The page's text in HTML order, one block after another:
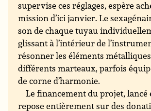
supervise ces réglages, espère
mission d’ici janvier. Le
son de chaque tuyau
glissant à l’intérieur de
résonner les éléments métalliques
différents marteaux, parfois
de corne d’harmonie.
Le financement du projet, lancé
repose entièrement sur des